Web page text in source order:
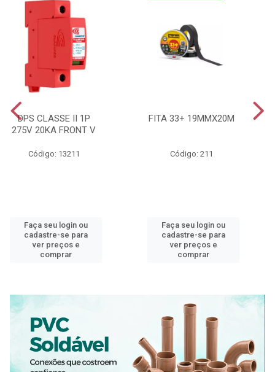
DPS CLASSE II 1P
275V 20KA FRONT V
Código: 13211
Faça seu login ou
cadastre-se para
ver preços e
comprar
FITA 33+ 19MMX20M
Código: 211
Faça seu login ou
cadastre-se para
ver preços e
comprar